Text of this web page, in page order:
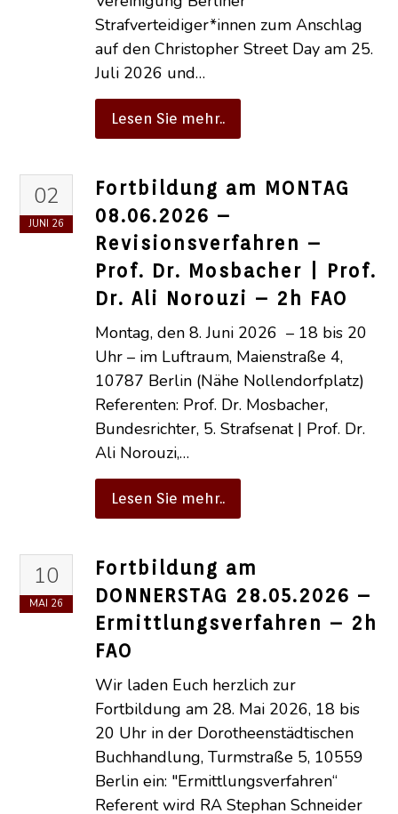
Strafverteidiger*innen zum Anschlag
auf den Christopher Street Day am 25.
Juli 2026 und…
Lesen Sie mehr..
02
JUNI 26
Fortbildung am MONTAG
08.06.2026 –
Revisionsverfahren –
Prof. Dr. Mosbacher | Prof.
Dr. Ali Norouzi – 2h FAO
Montag, den 8. Juni 2026 – 18 bis 20
Uhr – im Luftraum, Maienstraße 4,
10787 Berlin (Nähe Nollendorfplatz)
Referenten: Prof. Dr. Mosbacher,
Bundesrichter, 5. Strafsenat | Prof. Dr.
Ali Norouzi,…
Lesen Sie mehr..
10
MAI 26
Fortbildung am
DONNERSTAG 28.05.2026 –
Ermittlungsverfahren – 2h
FAO
Wir laden Euch herzlich zur
Fortbildung am 28. Mai 2026, 18 bis
20 Uhr in der Dorotheenstädtischen
Buchhandlung, Turmstraße 5, 10559
Berlin ein: "Ermittlungsverfahren“
Referent wird RA Stephan Schneider